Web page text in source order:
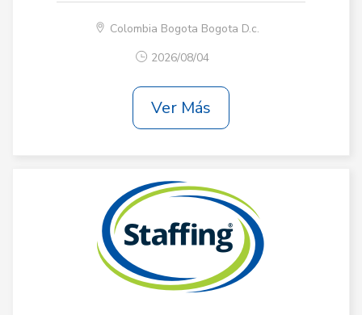
Colombia Bogota Bogota D.c.
2026/08/04
Ver Más